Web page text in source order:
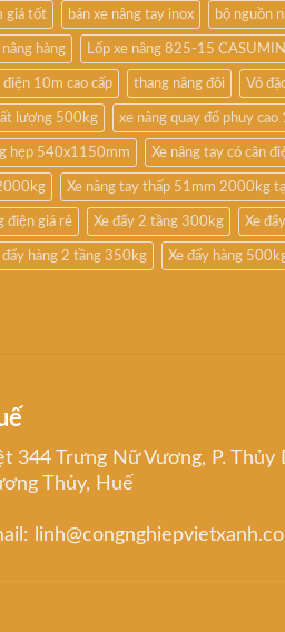
giá tốt bán xe nâng tay inox bộ nguồn
hàng Lốp xe nâng 825-15
điện 10m cao cấp thang nâng đôi Vỏ
lượng 500kg xe nâng quay đổ phuy cao
hẹp 540x1150mm Xe nâng tay có cân
Xe nâng tay thấp 51mm 2000kg
điện giá rẻ Xe đẩy 2 tầng 300kg Xe
đẩy hàng 2 tầng 350kg Xe đẩy hàng
344 Trưng Nữ Vương, P. Thủy
Thủy, Huế